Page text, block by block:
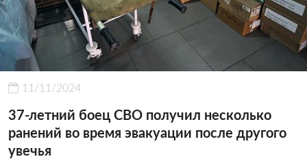
11/11/2024
37-летний боец СВО получил несколько
ранений во время эвакуации после другого
увечья